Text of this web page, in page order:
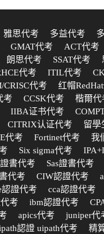
雅思代考 多益代考
GMAT代考 ACT代考
朗思代考 SSAT代考
代考
ITIL代考
CRISC代考
红帽
考
CCSK代考 楷爾代
IIBA证书代考
CITRIX认证代考 留學
代考
Fortinet代考 我
Six sigma代考
書代考
Sas證書代考
代考
CIW認證代考
認證代考
cca認證代考
考
ibm認證代考
apics代考 juniper代
認證 uipath代考
精